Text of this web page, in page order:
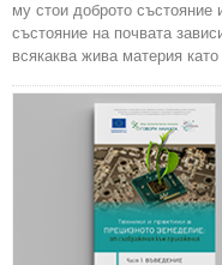
му стои доброто състояние
състояние на почвата
всякаква жива материя